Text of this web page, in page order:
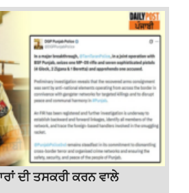
ਦੀ ਤਸਕਰੀ ਕਰਨ ਵਾਲੇ